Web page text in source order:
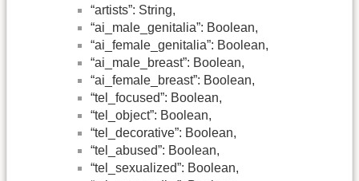
“artists”: String,
“ai_male_genitalia”: Boolean,
“ai_female_genitalia”: Boolean,
“ai_male_breast”: Boolean,
“ai_female_breast”: Boolean,
“tel_focused”: Boolean,
“tel_object”: Boolean,
“tel_decorative”: Boolean,
“tel_abused”: Boolean,
“tel_sexualized”: Boolean,